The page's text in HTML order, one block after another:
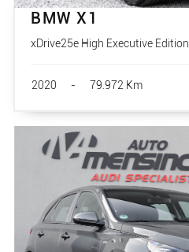
BMW X1
xDrive25e High Executive Edition
2020 - 79.972 Km